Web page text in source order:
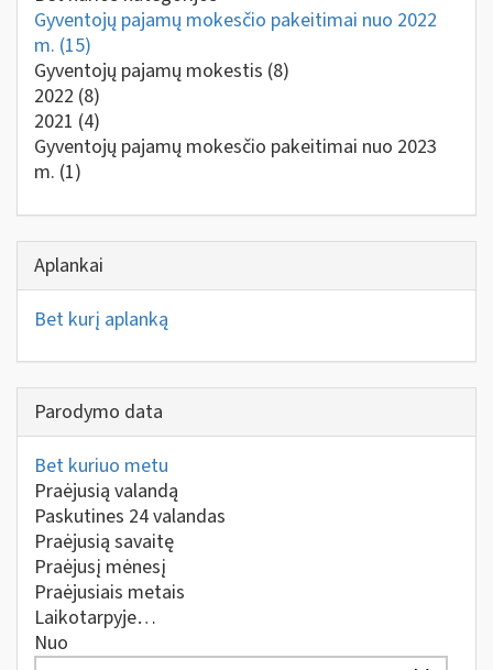
Gyventojų pajamų mokesčio pakeitimai nuo 2022
m. (15)
Gyventojų pajamų mokestis (8)
2022 (8)
2021 (4)
Gyventojų pajamų mokesčio pakeitimai nuo 2023
m. (1)
Aplankai
Bet kurį aplanką
Parodymo data
Bet kuriuo metu
Praėjusią valandą
Paskutines 24 valandas
Praėjusią savaitę
Praėjusį mėnesį
Praėjusiais metais
Laikotarpyje…
Nuo